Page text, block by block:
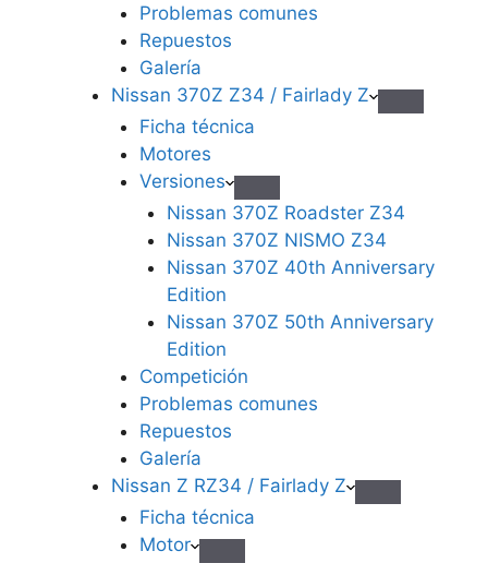
Problemas comunes
Repuestos
Galería
Nissan 370Z Z34 / Fairlady Z
Ficha técnica
Motores
Versiones
Nissan 370Z Roadster Z34
Nissan 370Z NISMO Z34
Nissan 370Z 40th Anniversary
Edition
Nissan 370Z 50th Anniversary
Edition
Competición
Problemas comunes
Repuestos
Galería
Nissan Z RZ34 / Fairlady Z
Ficha técnica
Motor